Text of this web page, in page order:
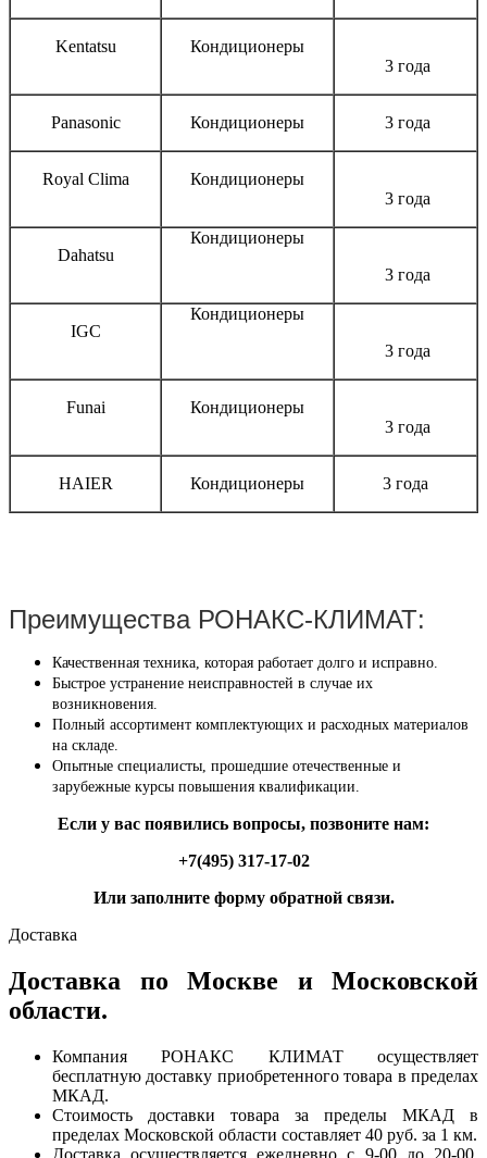
Kentatsu
Кондиционеры
3 года
Panasonic Кондиционеры 3 года
Royal Clima
Кондиционеры
3 года
Dahatsu
Кондиционеры
3 года
IGC
Кондиционеры
3 года
Funai
Кондиционеры
3 года
HAIER Кондиционеры 3 года
Преимущества РОНАКС-КЛИМАТ:
Качественная техника, которая работает долго и исправно.
Быстрое устранение неисправностей в случае их
возникновения.
Полный ассортимент комплектующих и расходных материалов
на складе.
Опытные специалисты, прошедшие отечественные и
зарубежные курсы повышения квалификации.
Если у вас появились вопросы, позвоните нам:
+7(495) 317-17-02
Или заполните форму обратной связи.
Доставка
Доставка по Москве и Московской
области.
Компания РОНАКС КЛИМАТ осуществляет
бесплатную доставку приобретенного товара в пределах
МКАД.
Стоимость доставки товара за пределы МКАД в
пределах Московской области составляет 40 руб. за 1 км.
Доставка осуществляется ежедневно с 9-00 до 20-00.